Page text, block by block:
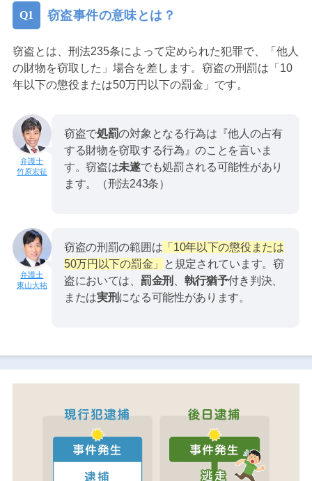
窃盗事件の意味とは？
窃盗とは、刑法235条によって定められた犯罪で、「他人
の財物を窃取した」場合を差します。窃盗の刑罰は「10
年以下の懲役または50万円以下の罰金」です。
竹原宏征
窃盗で処罰の対象となる行為は『他人の占有
する財物を窃取する行為』のことを言いま
す。窃盗は未遂でも処罰される可能性があり
ます。（刑法243条）
東山大祐
窃盗の刑罰の範囲は 「10年以下の懲役または
50万円以下の罰金」
と規定されています。窃
盗においては、 罰金刑 執行猶予付き判決、
または実刑になる可能性があります。